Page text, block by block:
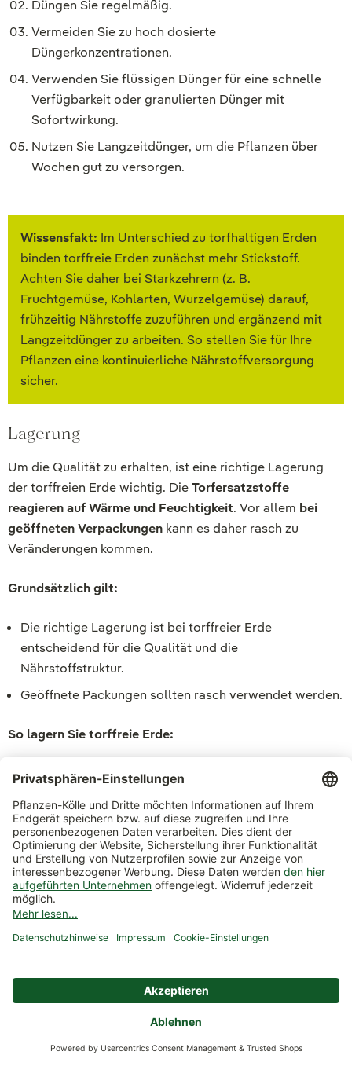
Düngen Sie regelmäßig.
Vermeiden Sie zu hoch dosierte
Düngerkonzentrationen.
Verwenden Sie flüssigen Dünger für eine schnelle
Verfügbarkeit oder granulierten Dünger mit
Sofortwirkung.
Nutzen Sie Langzeitdünger, um die Pflanzen über
Wochen gut zu versorgen.
Wissensfakt: Im Unterschied zu torfhaltigen Erden
binden torffreie Erden zunächst mehr Stickstoff.
Achten Sie daher bei Starkzehrern (z. B.
Fruchtgemüse, Kohlarten, Wurzelgemüse) darauf,
frühzeitig Nährstoffe zuzuführen und ergänzend mit
Langzeitdünger zu arbeiten. So stellen Sie für Ihre
Pflanzen eine kontinuierliche Nährstoffversorgung
sicher.
Lagerung
Um die Qualität zu erhalten, ist eine richtige Lagerung
der torffreien Erde wichtig. DieTorfersatzstoffe
reagieren auf Wärme und Feuchtigkeit. Vor allem bei
geöffneten Verpackungen kann es daher rasch zu
Veränderungen kommen.
Grundsätzlich gilt:
Die richtige Lagerung ist bei torffreier Erde
entscheidend für die Qualität und die
Nährstoffstruktur.
Geöffnete Packungen sollten rasch verwendet werden.
So lagern Sie torffreie Erde:
Vor Austrocknung und Vernässung schützen: Bei zu
kommt zur Schimmelbildung. Zudem quillt der Boden
auf und seine Struktur verändert sich, was die
Belüftung und das Wasserhaltevermögen
beeinträchtigt.
Kühl lagern: Optimal ist eine Temperatur zwischen 5
und 20 °C. Höhere Temperaturen beschleunigen den
Zersetzungsprozess und setzen unkontrolliert
Nährstoffzusammensetzung werden bei falscher
Lagerung nachteilig verändert.
Dunkle Lagerung: Direkte Sonneneinstrahlung (Hitze)
verändert die Struktur von torffreier Erde. Durch die